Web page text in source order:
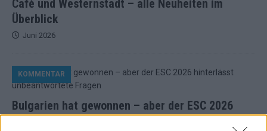
Café und Westernstadt – alle Neuheiten im
Überblick
Juni 2026
Bulgarien hat gewonnen – aber der ESC 2026
KOMMENTAR